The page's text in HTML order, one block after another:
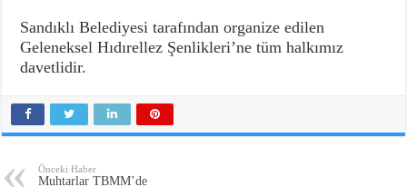
Sandıklı Belediyesi tarafından organize edilen
Geleneksel Hıdırellez Şenlikleri’ne tüm halkımız
davetlidir.
Önceki Haber
Muhtarlar TBMM’de